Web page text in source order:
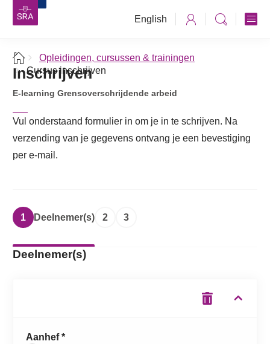
English
Opleidingen, cursussen & trainingen
Cursus inschrijven
Inschrijven
E-learning Grensoverschrijdende arbeid
Vul onderstaand formulier in om je in te schrijven. Na
verzending van je gegevens ontvang je een bevestiging
per e-mail.
1 Deelnemer(s) 2 3
Deelnemer(s)
Aanhef *